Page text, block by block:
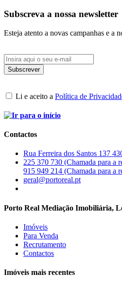
Subscreva a nossa newsletter
Esteja atento a novas campanhas e a
Li e aceito a Política de
Contactos
Rua Ferreira dos Santos 137
225 370 730 (Chamada para a
915 949 214 (Chamada para a
geral@portoreal.pt
Porto Real Mediação Imobiliária,
Imóveis
Para Venda
Recrutamento
Contactos
Imóveis mais recentes